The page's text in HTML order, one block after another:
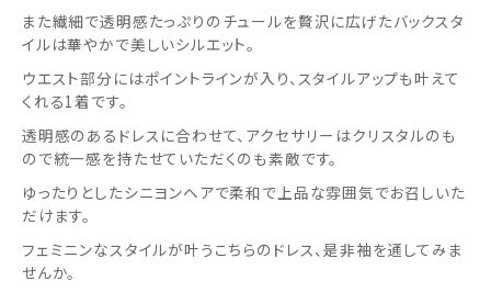
また繊細で透明感たっぷりのチュールを贅沢に広げたバックスタ
イルは華やかで美しいシルエット。
ウエスト部分にはポイントラインが入り、スタイルアップも叶えて
くれる1着です。
透明感のあるドレスに合わせて、アクセサリーはクリスタルのも
ので統一感を持たせていただくのも素敵です。
ゆったりとしたシニヨンヘアで柔和で上品な雰囲気でお召しいた
だけます。
フェミニンなスタイルが叶うこちらのドレス、是非袖を通してみま
せんか。